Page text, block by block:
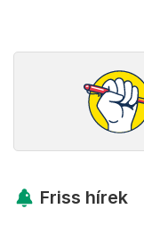
Friss hírek